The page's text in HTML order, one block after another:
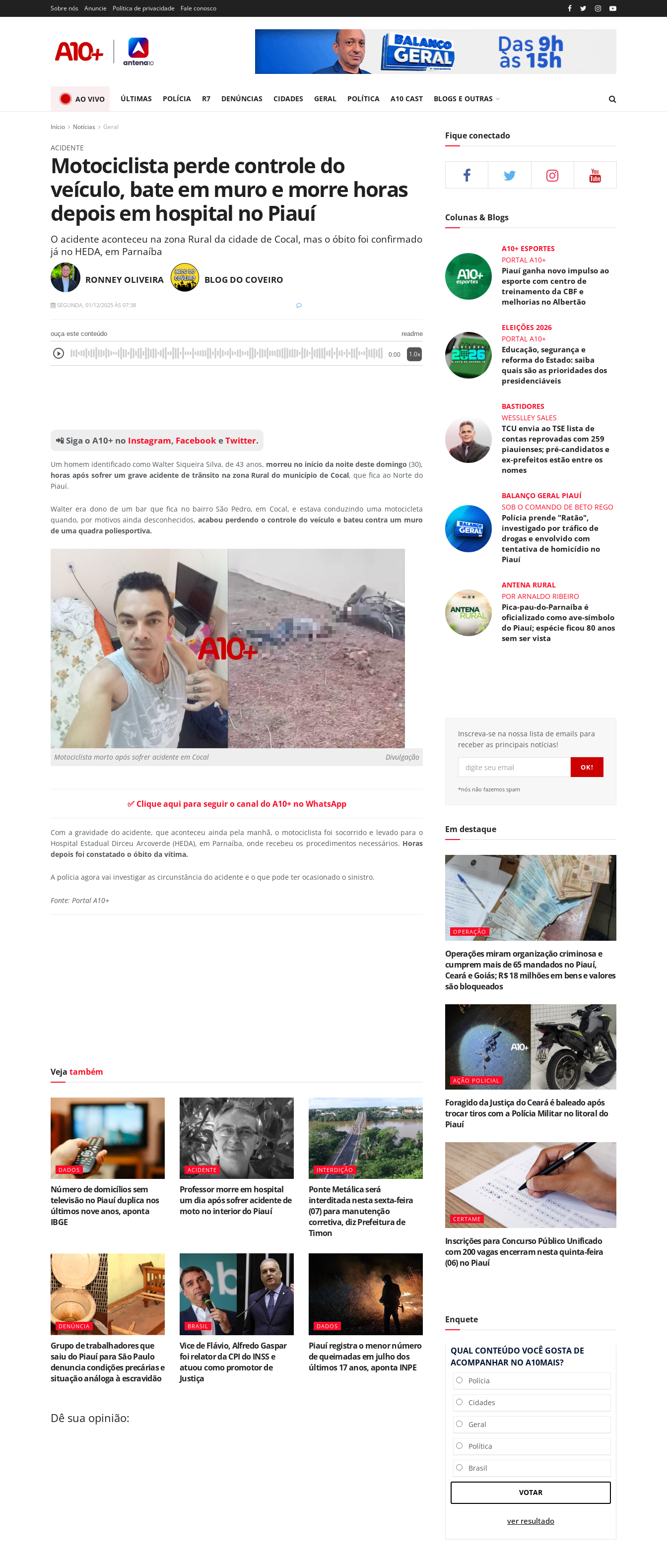
Sobre nós Anuncie Política de privacidade Fale conosco
AO VIVO ÚLTIMAS POLÍCIA R7 DENÚNCIAS CIDADES GERAL POLÍTICA A10 CAST BLOGS E OUTRAS
Início Notícias Geral
ACIDENTE
Motociclista perde controle do
veículo, bate em muro e morre horas
depois em hospital no Piauí
O acidente aconteceu na zona Rural da cidade de Cocal, mas o óbito foi confirmado
já no HEDA, em Parnaíba
RONNEY OLIVEIRA BLOG DO COVEIRO
SEGUNDA, 01/12/2025 ÀS 07:38
ouça este conteúdo readme
0:00 1.0x
📲 Siga o A10+ no Instagram, FacebookeTwitter.
Um homem identificado como Walter Siqueira Silva, de 43 anos, morreu no início da noite deste domingo (30),
horas após sofrer um grave acidente de trânsito na zona Rural do município de Cocal, que fica ao Norte do
Piauí.
Walter era dono de um bar que fica no bairro São Pedro, em Cocal, e estava conduzindo uma motocicleta
quando, por motivos ainda desconhecidos, acabou perdendo o controle do veículo e bateu contra um muro
de uma quadra poliesportiva.
Motociclista morto após sofrer acidente em Cocal Divulgação
✅ Clique aqui para seguir o canal do A10+ no WhatsApp
Com a gravidade do acidente, que aconteceu ainda pela manhã, o motociclista foi socorrido e levado para o
Hospital Estadual Dirceu Arcoverde (HEDA), em Parnaíba, onde recebeu os procedimentos necessários. Horas
depois foi constatado o óbito da vítima.
A polícia agora vai investigar as circunstância do acidente e o que pode ter ocasionado o sinistro.
Fonte: Portal A10+
Veja também
DADOS
Número de domicílios sem
televisão no Piauí duplica nos
últimos nove anos, aponta
IBGE
ACIDENTE
Professor morre em hospital
um dia após sofrer acidente de
moto no interior do Piauí
INTERDIÇÃO
Ponte Metálica será
interditada nesta sexta-feira
(07) para manutenção
corretiva, diz Prefeitura de
Timon
DENÚNCIA
Grupo de trabalhadores que
saiu do Piauí para São Paulo
denuncia condições precárias e
situação análoga à escravidão
BRASIL
Vice de Flávio, Alfredo Gaspar
foi relator da CPI do INSS e
atuou como promotor de
Justiça
DADOS
Piauí registra o menor número
de queimadas em julho dos
últimos 17 anos, aponta INPE
Dê sua opinião:
Fique conectado
Colunas & Blogs
A10+ ESPORTES
PORTAL A10+
Piauí ganha novo impulso ao
esporte com centro de
treinamento da CBF e
melhorias no Albertão
ELEIÇÕES 2026
PORTAL A10+
Educação, segurança e
reforma do Estado: saiba
quais são as prioridades dos
presidenciáveis
BASTIDORES
WESSLLEY SALES
TCU envia ao TSE lista de
contas reprovadas com 259
piauienses; pré-candidatos e
ex-prefeitos estão entre os
nomes
BALANÇO GERAL PIAUÍ
SOB O COMANDO DE BETO REGO
Polícia prende "Ratão",
investigado por tráfico de
drogas e envolvido com
tentativa de homicídio no
Piauí
ANTENA RURAL
POR ARNALDO RIBEIRO
Pica-pau-do-Parnaíba é
oficializado como ave-símbolo
do Piauí; espécie ficou 80 anos
sem ser vista
Inscreva-se na nossa lista de emails para
receber as principais notícias!
*nós não fazemos spam
Em destaque
OPERAÇÃO
Operações miram organização criminosa e
cumprem mais de 65 mandados no Piauí,
Ceará e Goiás; R$ 18 milhões em bens e valores
são bloqueados
AÇÃO POLICIAL
Foragido da Justiça do Ceará é baleado após
trocar tiros com a Polícia Militar no litoral do
Piauí
CERTAME
Inscrições para Concurso Público Unificado
com 200 vagas encerram nesta quinta-feira
(06) no Piauí
Enquete
QUAL CONTEÚDO VOCÊ GOSTA DE
ACOMPANHAR NO A10MAIS?
Polícia
Cidades
Geral
Política
Brasil
VOTAR
ver resultado